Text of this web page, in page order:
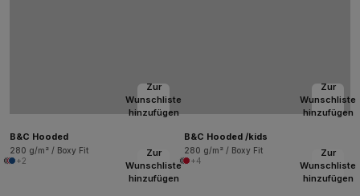
Zur
Wunschliste
hinzufügen
B&C Hooded
280 g/m² / Boxy Fit
+2
Zur
Wunschliste
hinzufügen
B&C Hooded /kids
280 g/m² / Boxy Fit
+4
Zur
Wunschliste
hinzufügen
Zur
Wunschliste
hinzufügen